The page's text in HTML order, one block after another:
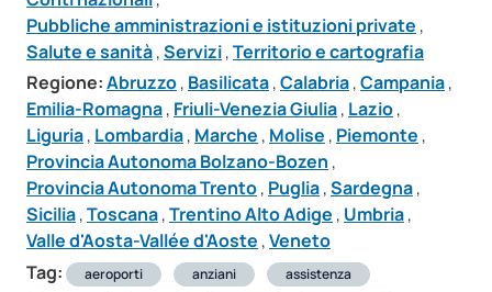
Pubbliche amministrazioni e istituzioni private ,
Salute e sanità,Servizi,Territorio e cartografia
Regione:Abruzzo, Basilicata,Calabria,Campania,
Emilia-Romagna, Friuli-Venezia Giulia, Lazio,
Liguria, Lombardia, Marche , Molise , Piemonte ,
Provincia Autonoma Bolzano-Bozen ,
Provincia Autonoma Trento, Puglia,Sardegna,
Sicilia,Toscana,Trentino Alto Adige , Umbria,
Valle d'Aosta-Vallée d'Aoste ,Veneto
Tag:
aeroporti anziani
assistenza